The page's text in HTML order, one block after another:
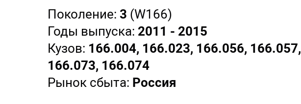
Поколение: 3 (W166)
Годы выпуска: 2011 - 2015
Кузов: 166.004, 166.023, 166.056, 166.057,
166.073, 166.074
Рынок сбыта: Россия